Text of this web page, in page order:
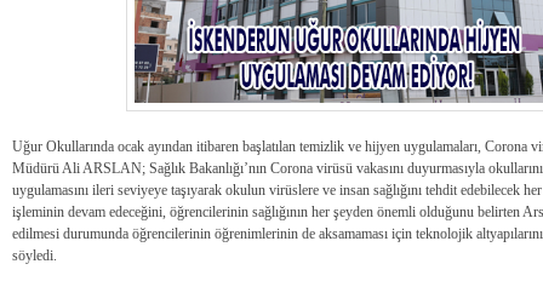
Uğur Okullarında ocak ayından itibaren başlatılan temizlik ve hijyen uygulamaları, Corona
Müdürü Ali ARSLAN; Sağlık Bakanlığı’nın Corona virüsü vakasını duyurmasıyla
uygulamasını ileri seviyeye taşıyarak okulun virüslere ve insan sağlığını tehdit edebilecek
işleminin devam edeceğini, öğrencilerinin sağlığının her şeyden önemli olduğunu belirten
edilmesi durumunda öğrencilerinin öğrenimlerinin de aksamaması için teknolojik
söyledi.